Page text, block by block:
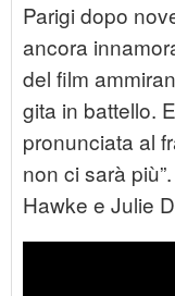
Parigi dopo
ancora
del film
gita in battello.
pronunciata al
non ci sarà
Hawke e Julie